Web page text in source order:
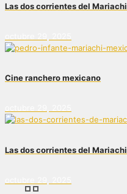
Las dos corrientes del Mariachi
Cine ranchero mexicano
Las dos corrientes del Mariachi